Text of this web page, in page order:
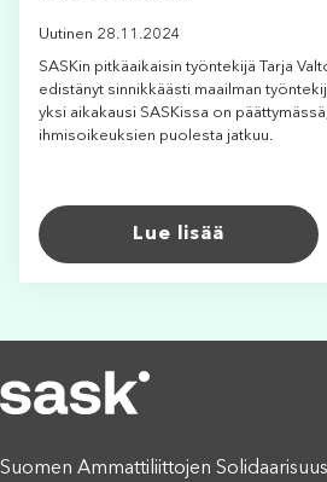
Uutinen 28.11.2024
SASKin pitkäaikaisin työntekijä Tarja
edistänyt sinnikkäästi maailman
yksi aikakausi SASKissa on
ihmisoikeuksien puolesta jatkuu.
Lue lisää
Suomen Ammattiliittojen